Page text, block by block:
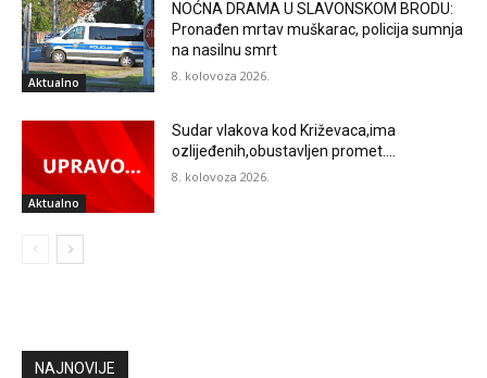
Aktualno
NOĆNA DRAMA U SLAVONSKOM BRODU:
Pronađen mrtav muškarac, policija sumnja
na nasilnu smrt
8. kolovoza 2026.
Aktualno
Sudar vlakova kod Križevaca,ima
ozlijeđenih,obustavljen promet….
8. kolovoza 2026.
NAJNOVIJE